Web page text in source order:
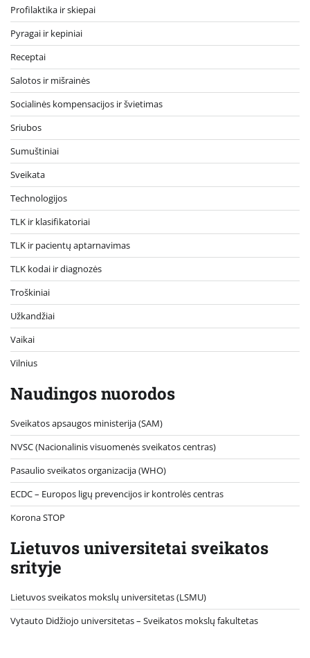
Profilaktika ir skiepai
Pyragai ir kepiniai
Receptai
Salotos ir mišrainės
Socialinės kompensacijos ir švietimas
Sriubos
Sumuštiniai
Sveikata
Technologijos
TLK ir klasifikatoriai
TLK ir pacientų aptarnavimas
TLK kodai ir diagnozės
Troškiniai
Užkandžiai
Vaikai
Vilnius
Naudingos nuorodos
Sveikatos apsaugos ministerija (SAM)
NVSC (Nacionalinis visuomenės sveikatos centras)
Pasaulio sveikatos organizacija (WHO)
ECDC – Europos ligų prevencijos ir kontrolės centras
Korona STOP
Lietuvos universitetai sveikatos
srityje
Lietuvos sveikatos mokslų universitetas (LSMU)
Vytauto Didžiojo universitetas– Sveikatos mokslų fakultetas